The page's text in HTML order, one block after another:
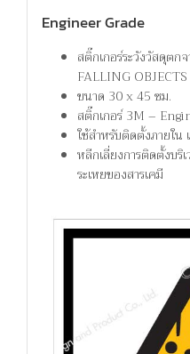
Engineer Grade
สติ๊กเกอร์ระวังวัสดุตก
FALLING OBJECTS
ขนาด 30 x 45 ซม.
สติ๊กเกอร์ 3M –
ใช้สำหรับติดตั้งภายใน
หลีกเลี่ยงการติดตั้งบริ
ระเหยของสารเคมี